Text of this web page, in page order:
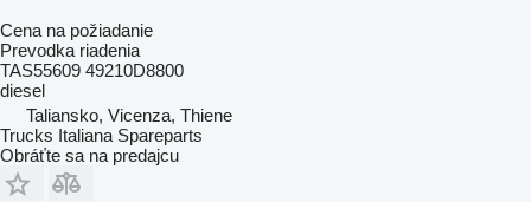
Cena na požiadanie
Prevodka riadenia
TAS55609 49210D8800
diesel
Taliansko, Vicenza, Thiene
Trucks Italiana Spareparts
Obráťte sa na predajcu